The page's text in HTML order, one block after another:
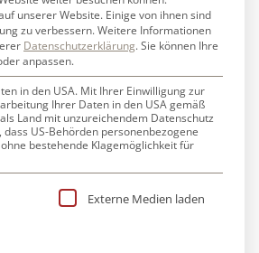
unserer Website. Einige von ihnen sind
zu verbessern.Weitere Informationen
Datenschutzerklärung.Sie können Ihre
anpassen.
in den USA. Mit Ihrer Einwilligung zur
Ihrer Daten in den USA gemäß
Land mit unzureichendem Datenschutz
US-Behörden personenbezogene
bestehende Klagemöglichkeit für
für die eine
Externe Medien laden